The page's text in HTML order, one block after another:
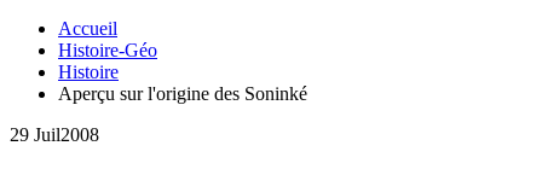
Accueil
Histoire-Géo
Histoire
Aperçu sur l'origine des Soninké
29 Juil2008